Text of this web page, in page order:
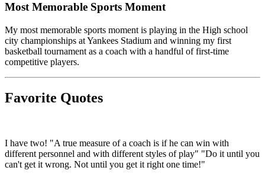
Most Memorable Sports Moment​​​​‌ ‍ ​‍​‍‌‍ ‌ ​‍‌‍‍‌‌‍‌ ‌‍‍‌‌‍ ‍​‍​‍​ ‍‍​‍​‍‌ ​ ‌‍​‌‌‍ ‍‌‍‍‌‌ ‌​‌ ‍‌​‍ ‍‌‍‍‌‌‍ ​‍​‍​‍ ​​‍​‍‌‍‍​‌ ​‍‌‍‌‌‌‍‌‍​‍​‍​ ‍‍​‍​‍‌‍‍​‌ ‌​‌ ‌​‌ ​​‌ ​ ​ ‍‍​‍ ​‍ ‌‍​ ‌‍‍​‌‍‌‌‌‍ ​‌ ​ ‌‍‌‌‌‍​‌‌ ​​‌‍‍‌‌‍‌‌‌ ​‍‌ ​ ​‍ ‍‌ ​ ‌‍​‌‌‍ ‍‌‍‍‌‌ ‌​‌ ‍‌​‍ ‍‌ ​ ‌ ‌​‌ ‌‌‌‍‌​‌‍‍‌‌‍ ​‍ ‌‍‍‌‌‍ ‍‌ ‌​‌‍‌‌‌‍ ‍‌ ‌​​‍ ‌‍‌‌‌‍‌​‌‍‍‌‌ ‌​​‍ ‌‍ ‌‌‍ ‌‍‌​‌‍‌‌​ ‌‌ ​​‌ ​‍‌‍‌‌‌ ​ ‌‍‌‌‌‍ ‍‌ ‌​‌‍​‌‌ ‌​‌‍‍‌‌‍ ‌‍ ‍​ ‍ ‌‍‍‌‌‍‌​​ ‌‌‍​‌​ ​ ​ ‍‌​ ​‍‌‍‌‍‌‍‌‍‌‍‌‍​ ‍‌​‍ ‌​ ‌‌​ ‌ ​ ‍​‌‍​ ​‍ ‌​ ‌​‌‍‌‌​ ​​‌‍​ ​‍ ‌​ ‍‌‌‍‌‍​ ‌ ‌‍​ ​‍ ‌‌‍​ ​ ​‍​ ​​​ ​‌​ ​‌‌‍​ ​ ‌​‌‍‌​‌‍‌‌​ ‌ ‌‍‌​​ ‍‌​ ‍ ‌ ‌​‌ ‍‌‌ ​​‌‍‌‌​ ‌‌‍​ ‌‍ ‌‍​‌‌‍​ ‌‍‍​​ ‍ ‌ ​​‌‍​‌‌ ‌​‌‍‍​​ ‌‌ ​‍‌‍‍‌‌‍​ ‌‍‍​‌‌‌​‌‍‌‌‌ ‍​‌ ‌​​‍‌‌​ ‌‌‌​​‍‌‌ ‌‍‍ ‌‍‌‌‌ ‍‌​‍‌‌​ ​ ‌​‌​​‍‌‌​ ​ ‌​‌​​‍‌‌​ ​‍​ ​‍‌‌​‌‌‌‍‍‌‌​​‌‍ ​‌‍‍‍‌​‌‍‌​‍‍‌‍‌‌​‍‌‌​ ​‍​ ​‍​‍‌‌​ ‌‌‌​‌​​‍ ‍‌‍​ ‌‍‍​‌‍‍‌‌‍ ​‌‍‌​‌ ​‍‌‍‌‌‌‍ ‍​‍‌‌​ ‌‌‌​​‍‌‌ ‌‍‍ ‌‍‌‌‌ ‍‌​‍‌‌​ ​ ‌​‌​​‍‌‌​ ​ ‌​‌​​‍‌‌​ ​‍​ ​‍‌ ‌‌​ ‍‌‌‍‍​‌​​‍‌​‌‌‌​ ​​ ​‌​ ​‍​‍‌‌​ ​‍​ ​‍​‍‌‌​ ‌‌‌​‌​​‍ ‍‌ ‌​‌‍‌‌‌ ‍​‌ ‌​​ ‌‍​‍‌‍​‌‌ ​ ‌‍‌‌‌‌‌‌‌ ​‍‌‍ ​​ ‌‌‍‍​‌ ‌​‌ ‌​‌ ​​‌ ​ ​‍‌‌​ ​ ‌​​‌​‍‌‌​ ​‍‌​‌‍​‍‌‌​ ​‍‌​‌‍‌‍​ ‌‍‍​‌‍‌‌‌‍ ​‌ ​ ‌‍‌‌‌‍​‌‌ ​​‌‍‍‌‌‍‌‌‌ ​‍‌ ​ ​‍ ‍‌ ​ ‌‍​‌‌‍ ‍‌‍‍‌‌ ‌​‌ ‍‌​‍ ‍‌ ​ ‌ ‌​‌ ‌‌‌‍‌​‌‍‍‌‌‍ ​‍‌‍‌‍‍‌‌‍‌​​ ‌‌‍​‌​ ​ ​ ‍‌​ ​‍‌‍‌‍‌‍‌‍‌‍‌‍​ ‍‌​‍ ‌​ ‌‌​ ‌ ​ ‍​‌‍​ ​‍ ‌​ ‌​‌‍‌‌​ ​​‌‍​ ​‍ ‌​ ‍‌‌‍‌‍​ ‌ ‌‍​ ​‍ ‌‌‍​ ​ ​‍​ ​​​ ​‌​ ​‌‌‍​ ​ ‌​‌‍‌​‌‍‌‌​ ‌ ‌‍‌​​ ‍‌​‍‌‍‌ ‌​‌ ‍‌‌ ​​‌‍‌‌​ ‌‌‍​ ‌‍ ‌‍​‌‌‍​ ‌‍‍​​‍‌‍‌ ​​‌‍​‌‌ ‌​‌‍‍​​ ‌‌ ​‍‌‍‍‌‌‍​ ‌‍‍​‌‌‌​‌‍‌‌‌ ‍​‌ ‌​​‍‌‌​ ‌‌‌​​‍‌‌ ‌‍‍ ‌‍‌‌‌ ‍‌​‍‌‌​ ​ ‌​‌​​‍‌‌​ ​ ‌​‌​​‍‌‌​ ​‍​ ​‍‌‌​‌‌‌‍‍‌‌​​‌‍ ​‌‍‍‍‌​‌‍‌​‍‍‌‍‌‌​‍‌‌​ ​‍​ ​‍​‍‌‌​ ‌‌‌​‌​​‍ ‍‌‍​ ‌‍‍​‌‍‍‌‌‍ ​‌‍‌​‌ ​‍‌‍‌‌‌‍ ‍​‍‌‌​ ‌‌‌​​‍‌‌ ‌‍‍ ‌‍‌‌‌ ‍‌​‍‌‌​ ​ ‌​‌​​‍‌‌​ ​ ‌​‌​​‍‌‌​ ​‍​ ​‍‌ ‌‌​ ‍‌‌‍‍​‌​​‍‌​‌‌‌​ ​​ ​‌​ ​‍​‍‌‌​ ​‍​ ​‍​‍‌‌​ ‌‌‌​‌​​‍ ‍‌ ‌​‌‍‌‌‌ ‍​‌ ‌​​‍‌‍‌ ​​‌‍‌‌‌ ​‍‌ ​ ‌ ​​‌‍‌‌‌‍​ ‌ ‌​‌‍‍‌‌ ‌‍‌‍‌‌​ ‌‌ ​​‌ ‌‌‌‍​‍‌‍ ​‌‍‍‌‌ ​ ‌‍‍​‌‍‌‌‌‍‌​​‍​‍‌ ‌
My most memorable sports moment is playing in the High school
city championships at Yankees Stadium and winning my first
basketball tournament as a coach with a handful of first-time
competitive players.​​​​‌ ‍ ​‍​‍‌‍ ‌ ​‍‌‍‍‌‌‍‌ ‌‍‍‌‌‍ ‍​‍​‍​ ‍‍​‍​‍‌ ​ ‌‍​‌‌‍ ‍‌‍‍‌‌ ‌​‌ ‍‌​‍ ‍‌‍‍‌‌‍ ​‍​‍​‍ ​​‍​‍‌‍‍​‌ ​‍‌‍‌‌‌‍‌‍​‍​‍​ ‍‍​‍​‍‌‍‍​‌ ‌​‌ ‌​‌ ​​‌ ​ ​ ‍‍​‍ ​‍ ‌‍​ ‌‍‍​‌‍‌‌‌‍ ​‌ ​ ‌‍‌‌‌‍​‌‌ ​​‌‍‍‌‌‍‌‌‌ ​‍‌ ​ ​‍ ‍‌ ​ ‌‍​‌‌‍ ‍‌‍‍‌‌ ‌​‌ ‍‌​‍ ‍‌ ​ ‌ ‌​‌ ‌‌‌‍‌​‌‍‍‌‌‍ ​‍ ‌‍‍‌‌‍ ‍‌ ‌​‌‍‌‌‌‍ ‍‌ ‌​​‍ ‌‍‌‌‌‍‌​‌‍‍‌‌ ‌​​‍ ‌‍ ‌‌‍ ‌‍‌​‌‍‌‌​ ‌‌ ​​‌ ​‍‌‍‌‌‌ ​ ‌‍‌‌‌‍ ‍‌ ‌​‌‍​‌‌ ‌​‌‍‍‌‌‍ ‌‍ ‍​ ‍ ‌‍‍‌‌‍‌​​ ‌‌‍​‌​ ​ ​ ‍‌​ ​‍‌‍‌‍‌‍‌‍‌‍‌‍​ ‍‌​‍ ‌​ ‌‌​ ‌ ​ ‍​‌‍​ ​‍ ‌​ ‌​‌‍‌‌​ ​​‌‍​ ​‍ ‌​ ‍‌‌‍‌‍​ ‌ ‌‍​ ​‍ ‌‌‍​ ​ ​‍​ ​​​ ​‌​ ​‌‌‍​ ​ ‌​‌‍‌​‌‍‌‌​ ‌ ‌‍‌​​ ‍‌​ ‍ ‌ ‌​‌ ‍‌‌ ​​‌‍‌‌​ ‌‌‍​ ‌‍ ‌‍​‌‌‍​ ‌‍‍​​ ‍ ‌ ​​‌‍​‌‌ ‌​‌‍‍​​ ‌‌ ​‍‌‍‍‌‌‍​ ‌‍‍​‌‌‌​‌‍‌‌‌ ‍​‌ ‌​​‍‌‌​ ‌‌‌​​‍‌‌ ‌‍‍ ‌‍‌‌‌ ‍‌​‍‌‌​ ​ ‌​‌​​‍‌‌​ ​ ‌​‌​​‍‌‌​ ​‍​ ​‍‌ ‍‌‌‍‌​​ ‍‌‌​‍​‌​‍‌‌ ‍‍‌‍​‍‌‍​ ​‍‌‌​ ​‍​ ​‍​‍‌‌​ ‌‌‌​‌​​‍ ‍‌‍​ ‌‍‍​‌‍‍‌‌‍ ​‌‍‌​‌ ​‍‌‍‌‌‌‍ ‍​‍‌‌​ ‌‌‌​​‍‌‌ ‌‍‍ ‌‍‌‌‌ ‍‌​‍‌‌​ ​ ‌​‌​​‍‌‌​ ​ ‌​‌​​‍‌‌​ ​‍​ ​‍​ ‌​‌‍‍​​ ‌​‌​ ​‌‌‌‍‌ ​‌‌‍ ‌​ ‌‍​‍‌‌​ ​‍​ ​‍​‍‌‌​ ‌‌‌​‌​​‍ ‍‌ ‌​‌‍‌‌‌ ‍​‌ ‌​​ ‌‍​‍‌‍​‌‌ ​ ‌‍‌‌‌‌‌‌‌ ​‍‌‍ ​​ ‌‌‍‍​‌ ‌​‌ ‌​‌ ​​‌ ​ ​‍‌‌​ ​ ‌​​‌​‍‌‌​ ​‍‌​‌‍​‍‌‌​ ​‍‌​‌‍‌‍​ ‌‍‍​‌‍‌‌‌‍ ​‌ ​ ‌‍‌‌‌‍​‌‌ ​​‌‍‍‌‌‍‌‌‌ ​‍‌ ​ ​‍ ‍‌ ​ ‌‍​‌‌‍ ‍‌‍‍‌‌ ‌​‌ ‍‌​‍ ‍‌ ​ ‌ ‌​‌ ‌‌‌‍‌​‌‍‍‌‌‍ ​‍‌‍‌‍‍‌‌‍‌​​ ‌‌‍​‌​ ​ ​ ‍‌​ ​‍‌‍‌‍‌‍‌‍‌‍‌‍​ ‍‌​‍ ‌​ ‌‌​ ‌ ​ ‍​‌‍​ ​‍ ‌​ ‌​‌‍‌‌​ ​​‌‍​ ​‍ ‌​ ‍‌‌‍‌‍​ ‌ ‌‍​ ​‍ ‌‌‍​ ​ ​‍​ ​​​ ​‌​ ​‌‌‍​ ​ ‌​‌‍‌​‌‍‌‌​ ‌ ‌‍‌​​ ‍‌​‍‌‍‌ ‌​‌ ‍‌‌ ​​‌‍‌‌​ ‌‌‍​ ‌‍ ‌‍​‌‌‍​ ‌‍‍​​‍‌‍‌ ​​‌‍​‌‌ ‌​‌‍‍​​ ‌‌ ​‍‌‍‍‌‌‍​ ‌‍‍​‌‌‌​‌‍‌‌‌ ‍​‌ ‌​​‍‌‌​ ‌‌‌​​‍‌‌ ‌‍‍ ‌‍‌‌‌ ‍‌​‍‌‌​ ​ ‌​‌​​‍‌‌​ ​ ‌​‌​​‍‌‌​ ​‍​ ​‍‌ ‍‌‌‍‌​​ ‍‌‌​‍​‌​‍‌‌ ‍‍‌‍​‍‌‍​ ​‍‌‌​ ​‍​ ​‍​‍‌‌​ ‌‌‌​‌​​‍ ‍‌‍​ ‌‍‍​‌‍‍‌‌‍ ​‌‍‌​‌ ​‍‌‍‌‌‌‍ ‍​‍‌‌​ ‌‌‌​​‍‌‌ ‌‍‍ ‌‍‌‌‌ ‍‌​‍‌‌​ ​ ‌​‌​​‍‌‌​ ​ ‌​‌​​‍‌‌​ ​‍​ ​‍​ ‌​‌‍‍​​ ‌​‌​ ​‌‌‌‍‌ ​‌‌‍ ‌​ ‌‍​‍‌‌​ ​‍​ ​‍​‍‌‌​ ‌‌‌​‌​​‍ ‍‌ ‌​‌‍‌‌‌ ‍​‌ ‌​​‍‌‍‌ ​​‌‍‌‌‌ ​‍‌ ​ ‌ ​​‌‍‌‌‌‍​ ‌ ‌​‌‍‍‌‌ ‌‍‌‍‌‌​ ‌‌ ​​‌ ‌‌‌‍​‍‌‍ ​‌‍‍‌‌ ​ ‌‍‍​‌‍‌‌‌‍‌​​‍​‍‌ ‌
Favorite Quotes
I have two! "A true measure of a coach is if he can win with
different personnel and with different styles of play" "Do it until you
can't get it wrong. Not until you get it right one time!"​​​​‌ ‍ ​‍​‍‌‍ ‌ ​‍‌‍‍‌‌‍‌ ‌‍‍‌‌‍ ‍​‍​‍​ ‍‍​‍​‍‌ ​ ‌‍​‌‌‍ ‍‌‍‍‌‌ ‌​‌ ‍‌​‍ ‍‌‍‍‌‌‍ ​‍​‍​‍ ​​‍​‍‌‍‍​‌ ​‍‌‍‌‌‌‍‌‍​‍​‍​ ‍‍​‍​‍‌‍‍​‌ ‌​‌ ‌​‌ ​​‌ ​ ​ ‍‍​‍ ​‍ ‌‍​ ‌‍‍​‌‍‌‌‌‍ ​‌ ​ ‌‍‌‌‌‍​‌‌ ​​‌‍‍‌‌‍‌‌‌ ​‍‌ ​ ​‍ ‍‌ ​ ‌‍​‌‌‍ ‍‌‍‍‌‌ ‌​‌ ‍‌​‍ ‍‌ ​ ‌ ‌​‌ ‌‌‌‍‌​‌‍‍‌‌‍ ​‍ ‌‍‍‌‌‍ ‍‌ ‌​‌‍‌‌‌‍ ‍‌ ‌​​‍ ‌‍‌‌‌‍‌​‌‍‍‌‌ ‌​​‍ ‌‍ ‌‌‍ ‌‍‌​‌‍‌‌​ ‌‌ ​​‌ ​‍‌‍‌‌‌ ​ ‌‍‌‌‌‍ ‍‌ ‌​‌‍​‌‌ ‌​‌‍‍‌‌‍ ‌‍ ‍​ ‍ ‌‍‍‌‌‍‌​​ ‌‌‍​‌​ ​ ​ ‍‌​ ​‍‌‍‌‍‌‍‌‍‌‍‌‍​ ‍‌​‍ ‌​ ‌‌​ ‌ ​ ‍​‌‍​ ​‍ ‌​ ‌​‌‍‌‌​ ​​‌‍​ ​‍ ‌​ ‍‌‌‍‌‍​ ‌ ‌‍​ ​‍ ‌‌‍​ ​ ​‍​ ​​​ ​‌​ ​‌‌‍​ ​ ‌​‌‍‌​‌‍‌‌​ ‌ ‌‍‌​​ ‍‌​ ‍ ‌ ‌​‌ ‍‌‌ ​​‌‍‌‌​ ‌‌‍​ ‌‍ ‌‍​‌‌‍​ ‌‍‍​​ ‍ ‌ ​​‌‍​‌‌ ‌​‌‍‍​​ ‌‌ ​‌‌ ‌‌‌‍ ‌ ‌​‌‍‌‌‌ ​ ​‍‌‌​ ‌‌‌​​‍‌‌ ‌‍‍ ‌‍‌‌‌ ‍‌​‍‌‌​ ​ ‌​‌​​‍‌‌​ ​ ‌​‌​​‍‌‌​ ​‍​ ​‍‌‌​​‌‌​‍‌ ‌ ‌​‍ ‌​‌​‌‍‌‍‌‌​ ‌ ​‌​‍‌‌​ ​‍​ ​‍​‍‌‌​ ‌‌‌​‌​​‍ ‍‌ ​‌‌ ‌‌‌‍ ‌ ‌​‌‍‌‌​‍‌‌​ ‌‌‌​​‍‌‌ ‌‍‍ ‌‍‌‌‌ ‍‌​‍‌‌​ ​ ‌​‌​​‍‌‌​ ​ ‌​‌​​‍‌‌​ ​‍​ ​‍‌‍ ​​ ‌‌‌​‌‌‌ ​ ‌​‌‌​ ​‌‌​‍‌‌‍‌ ​‍‌‌​ ​‍​ ​‍​‍‌‌​ ‌‌‌​‌​​‍ ‍‌‍​ ‌‍‍​‌‍‍‌‌‍ ​‌‍‌​‌ ​‍‌‍‌‌‌‍ ‍​‍‌‌​ ‌‌‌​​‍‌‌ ‌‍‍ ‌‍‌‌‌ ‍‌​‍‌‌​ ​ ‌​‌​​‍‌‌​ ​ ‌​‌​​‍‌‌​ ​‍​ ​‍‌‌​ ‌‌‍​‌‍‍​‌​‍‌‌​ ‌‌ ‌‍​ ‌‍‌‌‌‍​‍‌‌​ ​‍​ ​‍​‍‌‌​ ‌‌‌​‌​​‍ ‍‌ ‌​‌‍‌‌‌ ‍​‌ ‌​​ ‌‍​‍‌‍​‌‌ ​ ‌‍‌‌‌‌‌‌‌ ​‍‌‍ ​​ ‌‌‍‍​‌ ‌​‌ ‌​‌ ​​‌ ​ ​‍‌‌​ ​ ‌​​‌​‍‌‌​ ​‍‌​‌‍​‍‌‌​ ​‍‌​‌‍‌‍​ ‌‍‍​‌‍‌‌‌‍ ​‌ ​ ‌‍‌‌‌‍​‌‌ ​​‌‍‍‌‌‍‌‌‌ ​‍‌ ​ ​‍ ‍‌ ​ ‌‍​‌‌‍ ‍‌‍‍‌‌ ‌​‌ ‍‌​‍ ‍‌ ​ ‌ ‌​‌ ‌‌‌‍‌​‌‍‍‌‌‍ ​‍‌‍‌‍‍‌‌‍‌​​ ‌‌‍​‌​ ​ ​ ‍‌​ ​‍‌‍‌‍‌‍‌‍‌‍‌‍​ ‍‌​‍ ‌​ ‌‌​ ‌ ​ ‍​‌‍​ ​‍ ‌​ ‌​‌‍‌‌​ ​​‌‍​ ​‍ ‌​ ‍‌‌‍‌‍​ ‌ ‌‍​ ​‍ ‌‌‍​ ​ ​‍​ ​​​ ​‌​ ​‌‌‍​ ​ ‌​‌‍‌​‌‍‌‌​ ‌ ‌‍‌​​ ‍‌​‍‌‍‌ ‌​‌ ‍‌‌ ​​‌‍‌‌​ ‌‌‍​ ‌‍ ‌‍​‌‌‍​ ‌‍‍​​‍‌‍‌ ​​‌‍​‌‌ ‌​‌‍‍​​ ‌‌ ​‌‌ ‌‌‌‍ ‌ ‌​‌‍‌‌‌ ​ ​‍‌‌​ ‌‌‌​​‍‌‌ ‌‍‍ ‌‍‌‌‌ ‍‌​‍‌‌​ ​ ‌​‌​​‍‌‌​ ​ ‌​‌​​‍‌‌​ ​‍​ ​‍‌‌​​‌‌​‍‌ ‌ ‌​‍ ‌​‌​‌‍‌‍‌‌​ ‌ ​‌​‍‌‌​ ​‍​ ​‍​‍‌‌​ ‌‌‌​‌​​‍ ‍‌ ​‌‌ ‌‌‌‍ ‌ ‌​‌‍‌‌​‍‌‌​ ‌‌‌​​‍‌‌ ‌‍‍ ‌‍‌‌‌ ‍‌​‍‌‌​ ​ ‌​‌​​‍‌‌​ ​ ‌​‌​​‍‌‌​ ​‍​ ​‍‌‍ ​​ ‌‌‌​‌‌‌ ​ ‌​‌‌​ ​‌‌​‍‌‌‍‌ ​‍‌‌​ ​‍​ ​‍​‍‌‌​ ‌‌‌​‌​​‍ ‍‌‍​ ‌‍‍​‌‍‍‌‌‍ ​‌‍‌​‌ ​‍‌‍‌‌‌‍ ‍​‍‌‌​ ‌‌‌​​‍‌‌ ‌‍‍ ‌‍‌‌‌ ‍‌​‍‌‌​ ​ ‌​‌​​‍‌‌​ ​ ‌​‌​​‍‌‌​ ​‍​ ​‍‌‌​ ‌‌‍​‌‍‍​‌​‍‌‌​ ‌‌ ‌‍​ ‌‍‌‌‌‍​‍‌‌​ ​‍​ ​‍​‍‌‌​ ‌‌‌​‌​​‍ ‍‌ ‌​‌‍‌‌‌ ‍​‌ ‌​​‍‌‍‌ ​​‌‍‌‌‌ ​‍‌ ​ ‌ ​​‌‍‌‌‌‍​ ‌ ‌​‌‍‍‌‌ ‌‍‌‍‌‌​ ‌‌ ​​‌ ‌‌‌‍​‍‌‍ ​‌‍‍‌‌ ​ ‌‍‍​‌‍‌‌‌‍‌​​‍​‍‌ ‌